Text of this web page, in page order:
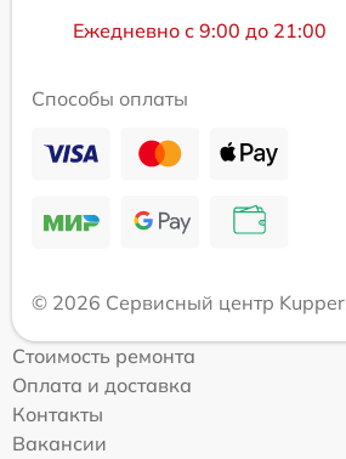
Ежедневно с 9:00 до 21:00
Способы оплаты
© 2026 Сервисный центр
Стоимость ремонта
Оплата и доставка
Контакты
Вакансии